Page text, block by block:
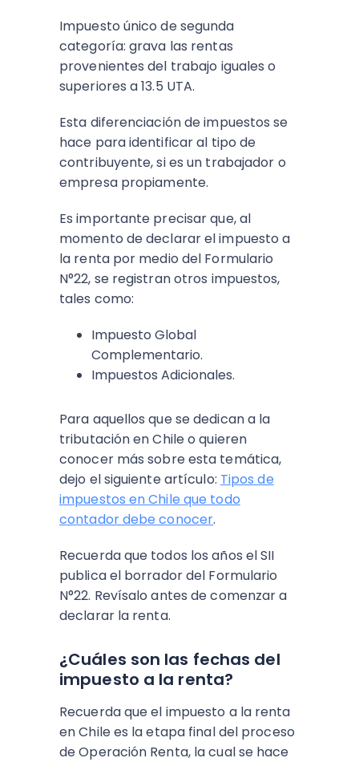
Impuesto único de segunda
categoría: grava las rentas
provenientes del trabajo iguales o
superiores a 13.5 UTA.
Esta diferenciación de impuestos se
hace para identificar al tipo de
contribuyente, si es un trabajador o
empresa propiamente.
Es importante precisar que, al
momento de declarar el impuesto a
la renta por medio del Formulario
N°22, se registran otros impuestos,
tales como:
Impuesto Global
Complementario.
Impuestos Adicionales.
Para aquellos que se dedican a la
tributación en Chile o quieren
conocer más sobre esta temática,
dejo el siguiente artículo: Tipos de
impuestos en Chile que todo
contador debe conocer.
Recuerda que todos los años el SII
publica el borrador del Formulario
N°22. Revísalo antes de comenzar a
declarar la renta.
¿Cuáles son las fechas del
impuesto a la renta?
Recuerda que el impuesto a la renta
en Chile es la etapa final del proceso
de Operación Renta, la cual se hace